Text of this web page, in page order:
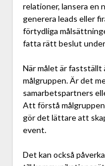
relationer, lansera en
generera leads eller
förtydliga
fatta rätt beslut
När målet är
målgruppen. Är det
samarbetspartners
Att förstå
gör det lättare att
event.
Det kan också